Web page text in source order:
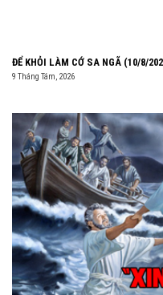
ĐỂ KHỎI LÀM CỚ SA NGÃ (10/8/
9 Tháng Tám, 2026